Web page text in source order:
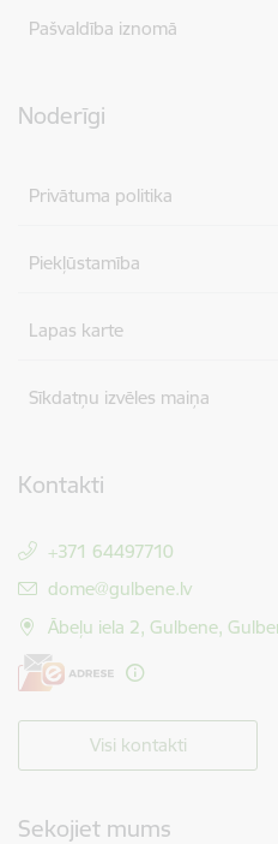
Pašvaldība iznomā
Noderīgi
Privātuma politika
Piekļūstamība
Lapas karte
Sīkdatņu izvēles maiņa
Kontakti
+371 64497710
E-pasts:
dome@gulbene.lv
Ābeļu iela 2, Gulbene,
Visi kontakti
Sekojiet mums